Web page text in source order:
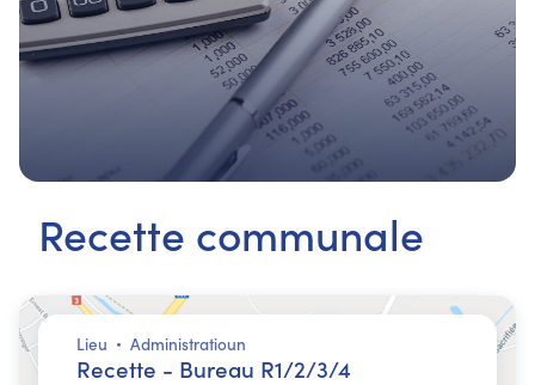
Recette communale
Lieu Administratioun
Recette - Bureau R1/2/3/4